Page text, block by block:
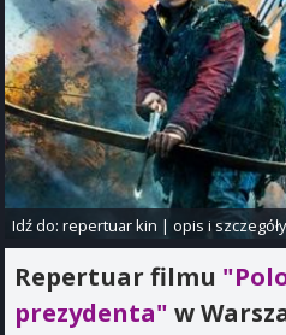
Idź do:repertuar kin |opis i szczegóły
Repertuar filmu
prezydenta" w